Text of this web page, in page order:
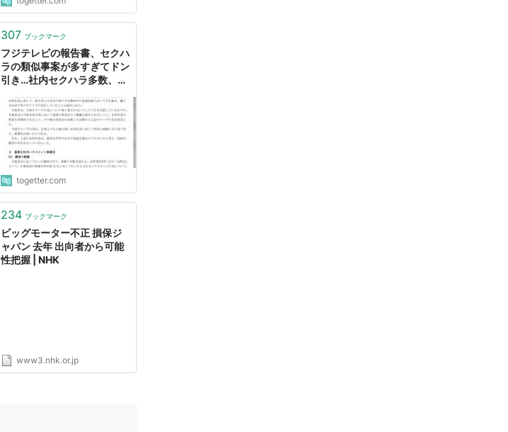
307 ブックマーク
フジテレビの報告書、セクハ
ラの類似事案が多すぎてドン
引き…社内セクハラ多数、出
演者からホテルに勧誘など枚
挙に暇がない
togetter.com
234 ブックマーク
ビッグモーター不正 損保ジ
ャパン 去年 出向者から可能
性把握 | NHK
www3.nhk.or.jp